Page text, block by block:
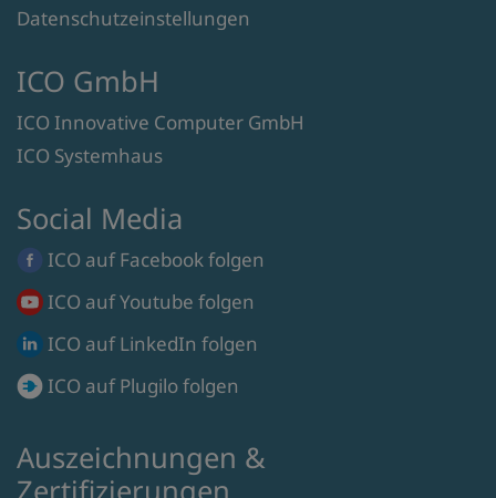
Datenschutzeinstellungen
ICO GmbH
ICO Innovative Computer GmbH
ICO Systemhaus
Social Media
ICO aufFacebookfolgen
ICO aufYoutube folgen
ICO aufLinkedIn folgen
ICO aufPlugilofolgen
Auszeichnungen &
Zertifizierungen